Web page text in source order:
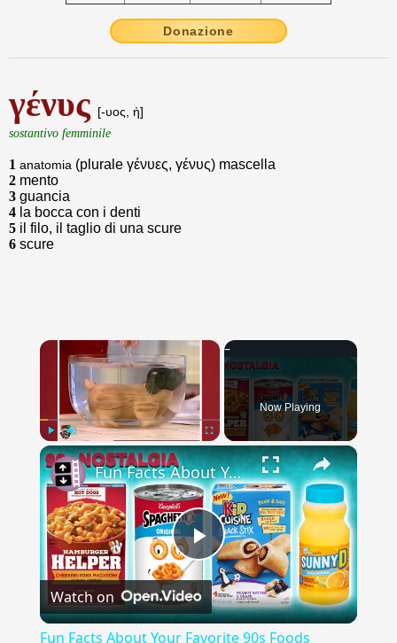
Donazione
γένυς [-υος, ἡ]
sostantivo femminile
1 anatomia (plurale γένυες, γένυς) mascella
2 mento
3 guancia
4 la bocca con i denti
5 il filo, il taglio di una scure
6 scure
×
Play Unmute
Now Playing
×
Play
Video
Fun Facts About Your Favorite 90s Foods
Watch on
Fun Facts About Your Favorite 90s Foods